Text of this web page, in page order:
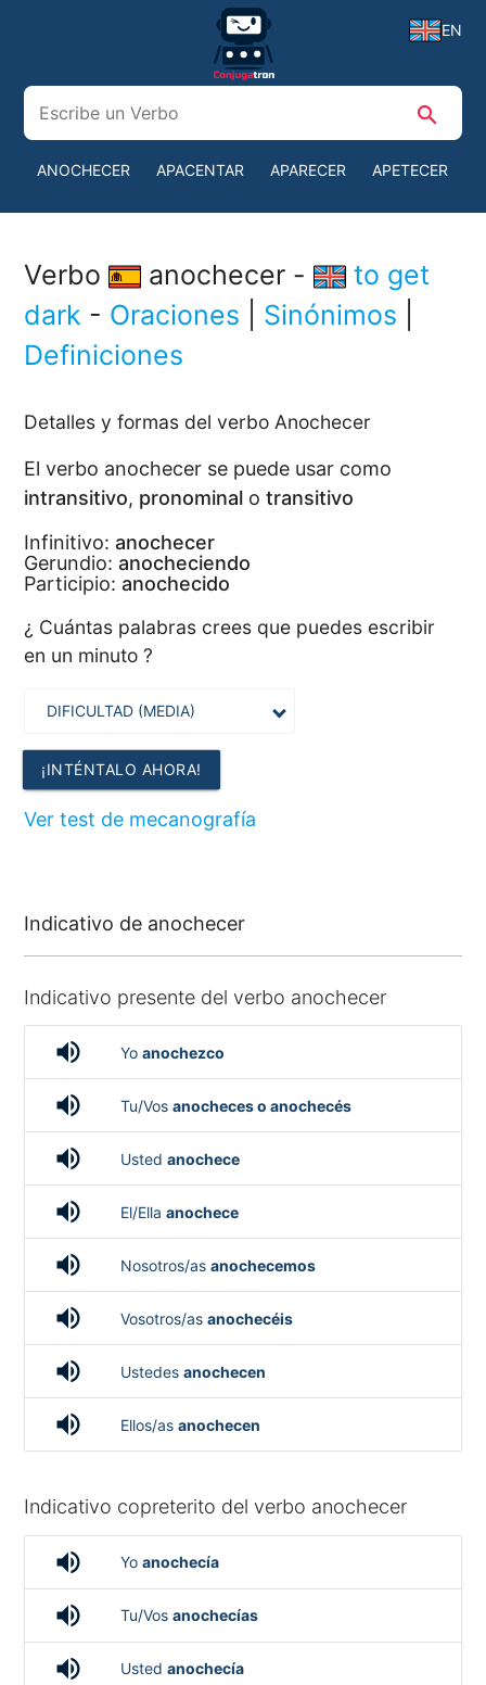
EN
search
ANOCHECER APACENTAR APARECER APETECER
Verbo anochecer -
to get
dark - Oraciones Sinónimos
Definiciones
Detalles y formas del verbo Anochecer
El verbo anochecer se puede usar como
intransitivo, pronominal otransitivo
Infinitivo:anochecer
Gerundio:anocheciendo
Participio:anochecido
¿ Cuántas palabras crees que puedes escribir
en un minuto ?
¡INTÉNTALO AHORA!
Ver test de mecanografía
Indicativo de anochecer
Indicativo presente del verbo anochecer
volume_up Yo anochezco
volume_up Tu/Vos anocheces o anochecés
volume_up Usted anochece
volume_up El/Ella anochece
volume_up Nosotros/as anochecemos
volume_up Vosotros/as anochecéis
volume_up Ustedes anochecen
volume_up Ellos/as anochecen
Indicativo copreterito del verbo anochecer
volume_up Yo anochecía
volume_up Tu/Vos anochecías
volume_up Usted anochecía